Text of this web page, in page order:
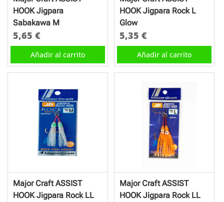
HOOK Jigpara
Sabakawa M
5,65 €
Añadir al carrito
HOOK Jigpara Rock L
Glow
5,35€
Añadir al carrito
Major Craft ASSIST
HOOK Jigpara Rock LL
Major Craft ASSIST
HOOK Jigpara Rock LL